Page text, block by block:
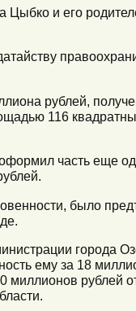
Цыбко и его
рублей,
116
часть еще
было
города
ему за 18
миллионов рублей